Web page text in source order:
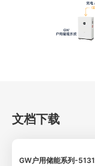
文档下载
GW户用储能系列-